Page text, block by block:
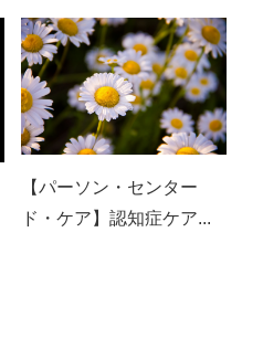
【パーソン・センター
ド・ケア】認知症ケア...